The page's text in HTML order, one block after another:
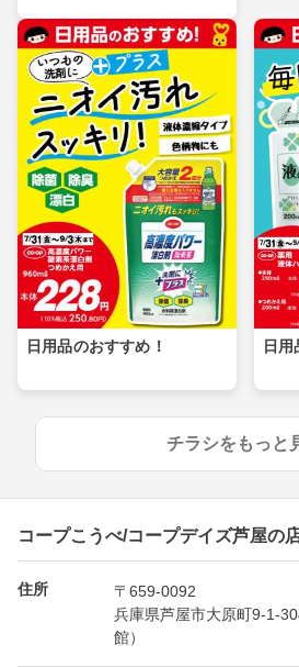
日用品のおすすめ！ 日用
チラシをもっと
コープこうべ/コープデイズ芦屋の
住所
〒659-0092
兵庫県芦屋市大原町9-1-
館）